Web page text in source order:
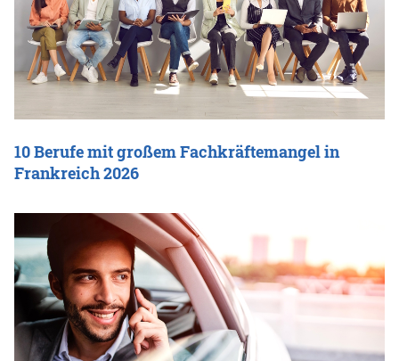
10 Berufe mit großem Fachkräftemangel in
Frankreich 2026